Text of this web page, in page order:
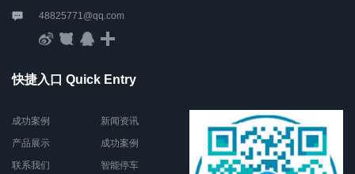
48825771@qq.com
快捷入口 Quick Entry
成功案例
产品展示
联系我们
新闻资讯
成功案例
智能停车